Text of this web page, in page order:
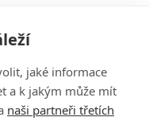
jaké informace
a k jakým může mít
naši partneři třetích